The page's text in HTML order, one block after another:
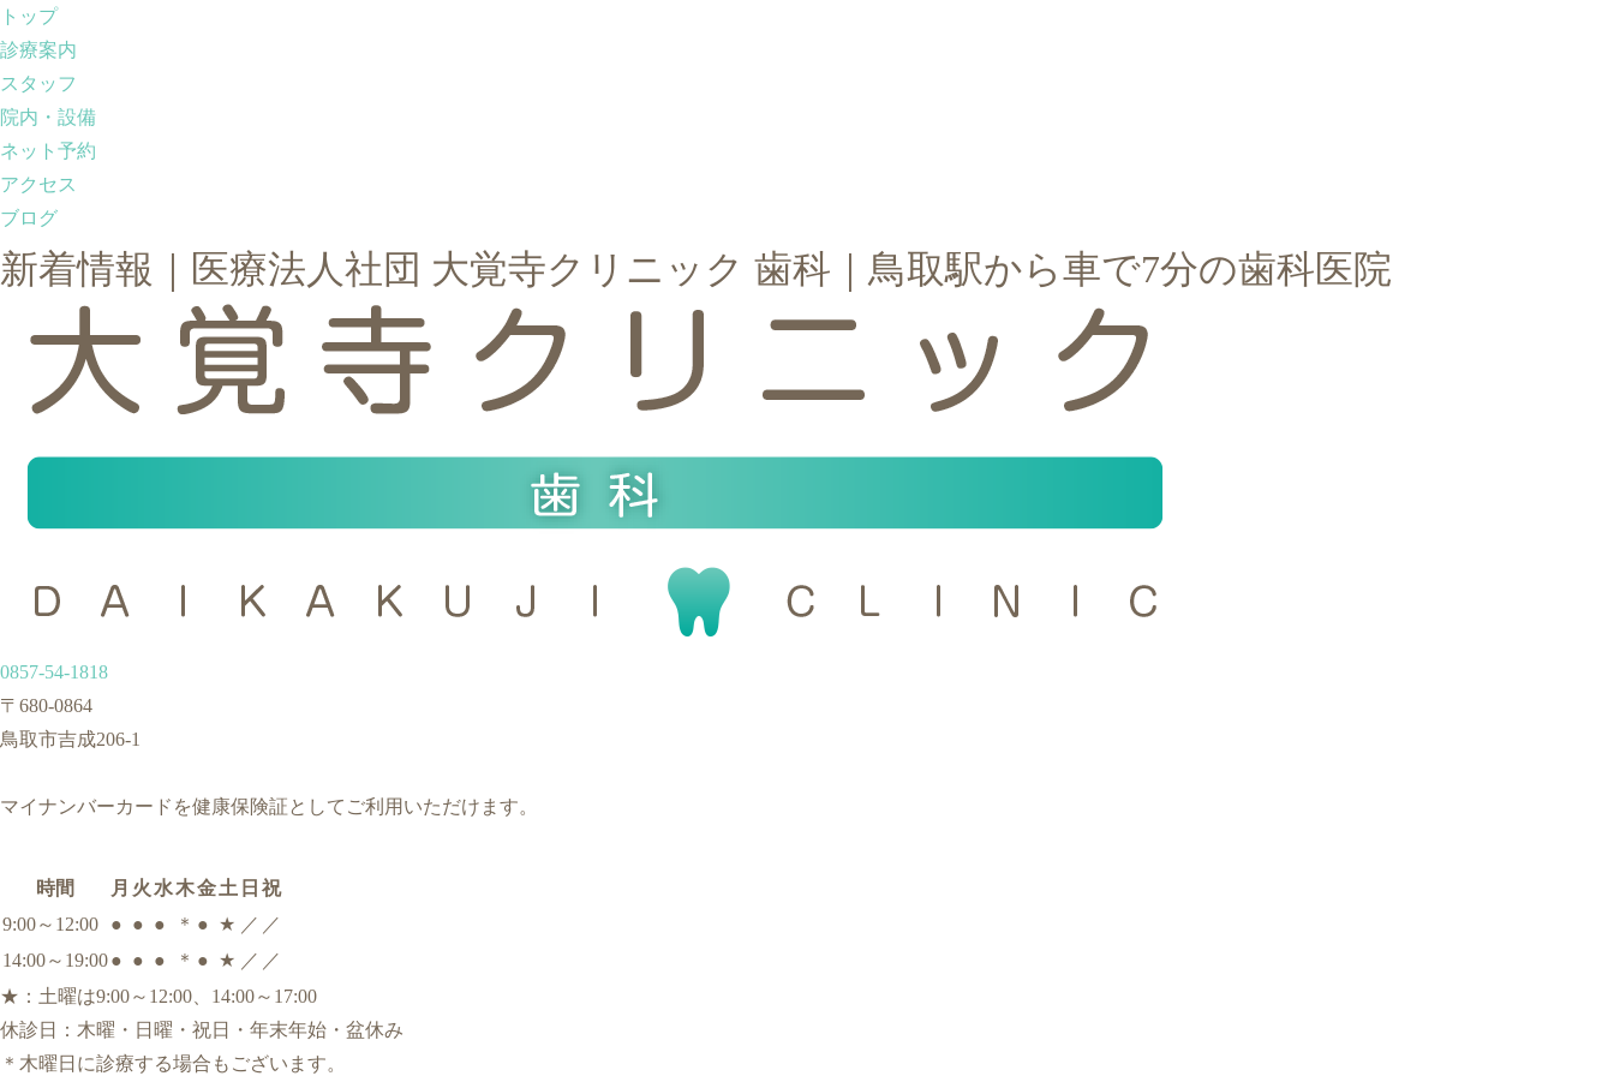
トップ
診療案内
スタッフ
院内・設備
ネット予約
アクセス
ブログ
新着情報｜医療法人社団 大覚寺クリニック 歯科｜鳥取駅から車で7分の歯科医院
0857-54-1818
〒680-0864
鳥取市吉成206-1
マイナンバーカードを健康保険証としてご利用いただけます。
時間 月 火 水木金土 日 祝
9:00～12:00
● ● ● ＊ ● ★ ／ ／
14:00～19:00● ● ● ＊ ● ★ ／ ／
★ ：土曜は9:00～12:00、14:00～17:00
休診日：木曜・日曜・祝日・年末年始・盆休み
＊ 木曜日に診療する場合もございます。